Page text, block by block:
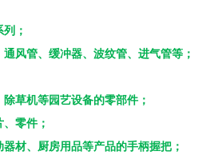
；
风管、缓冲器、波纹管、进气管等；
草机等园艺设备的零部件；
零件；
材、厨房用品等产品的手柄握把；